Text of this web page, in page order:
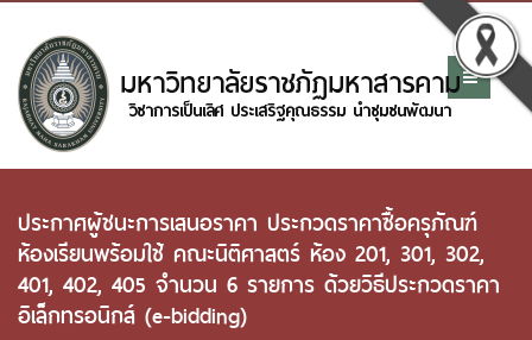
ประกาศผู้ชนะการเสนอราคา ประกวดราคาซื้อครุภัณฑ์
ห้องเรียนพร้อมใช้ คณะนิติศาสตร์ ห้อง 201, 301, 302,
401, 402, 405 จำนวน 6 รายการ ด้วยวิธีประกวดราคา
อิเล็กทรอนิกส์ (e-bidding)